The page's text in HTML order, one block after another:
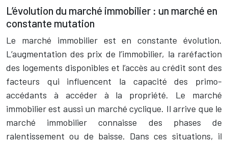
L’évolution du marché immobilier : un marché en
constante mutation
Le marché immobilier est en constante évolution.
L’augmentation des prix de l’immobilier, la raréfaction
des logements disponibles et l’accès au crédit sont des
facteurs qui influencent la capacité des primo-
accédants à accéder à la propriété. Le marché
immobilier est aussi un marché cyclique. Il arrive que le
marché immobilier connaisse des phases de
ralentissement ou de baisse. Dans ces situations, il